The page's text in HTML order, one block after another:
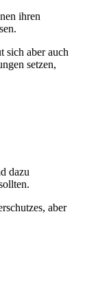
ihren
sich aber auch
setzen,
dazu
aber